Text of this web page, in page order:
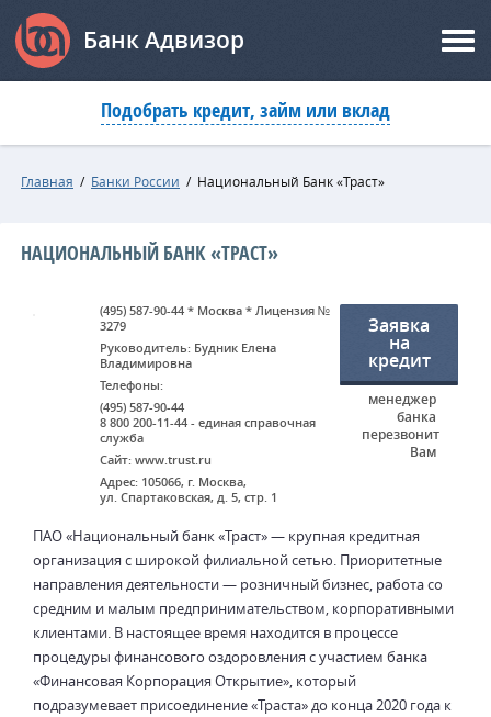
Банк Адвизор
Подобрать кредит, займ или вклад
Главная / Банки России / Национальный Банк «Траст»
НАЦИОНАЛЬНЫЙ БАНК «ТРАСТ»
(495) 587-90-44 * Москва * Лицензия №
3279
Руководитель: Будник Елена
Владимировна
Телефоны:
(495) 587-90-44
8 800 200-11-44 - единая справочная
служба
Сайт: www.trust.ru
Адрес: 105066, г. Москва,
ул. Спартаковская, д. 5, стр. 1
Заявка
на
кредит
менеджер
банка
перезвонит
Вам
ПАО «Национальный банк «Траст» — крупная кредитная
организация с широкой филиальной сетью. Приоритетные
направления деятельности — розничный бизнес, работа со
средним и малым предпринимательством, корпоративными
клиентами. В настоящее время находится в процессе
процедуры финансового оздоровления с участием банка
«Финансовая Корпорация Открытие», который
подразумевает присоединение «Траста» до конца 2020 года к